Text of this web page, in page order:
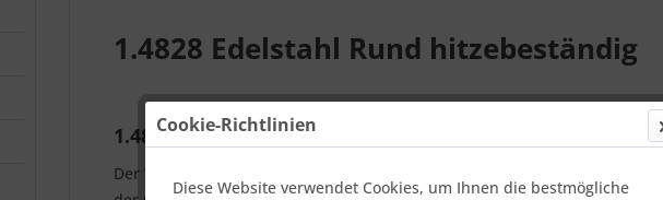
1.4828 Edelstahl Rund hitzebeständig
1.4828: Hitzebeständiger Edelstahl mit hoher
Der Werkstoff 1.4828 bzw. X15CrNiSi20-12 ist ein austenitischer,
Cookie-Richtlinien
Diese Website verwendet Cookies, um Ihnen die bestmögliche